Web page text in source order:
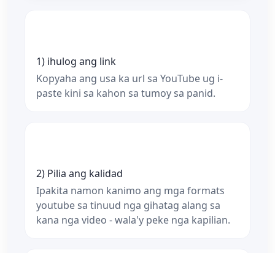
1) ihulog ang link
Kopyaha ang usa ka url sa YouTube ug i-
paste kini sa kahon sa tumoy sa panid.
2) Pilia ang kalidad
Ipakita namon kanimo ang mga formats
youtube sa tinuud nga gihatag alang sa
kana nga video - wala'y peke nga kapilian.